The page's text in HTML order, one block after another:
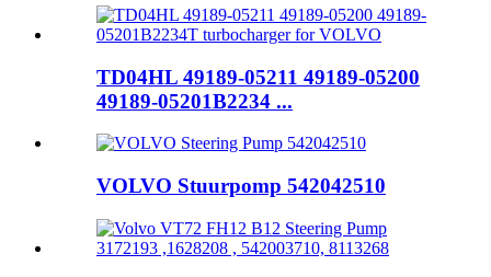
TD04HL 49189-05211 49189-05200
49189-05201B2234 ...
VOLVO Stuurpomp 542042510